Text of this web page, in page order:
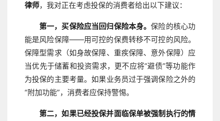
律师，我对正在考虑投保的消费者给出以下建议：
第一，买保险应当回归保险本身。保险的核心功
能是风险保障——用可控的保费转移不可控的风险。
保障型需求（如身故保障、重疾保障、意外保障）应
当优先于储蓄和投资需求，更不应将“避债”等功能作
为投保的主要考量。如果业务员过于强调保险之外的
“附加功能”，消费者应保持警惕。
第二，如果已经投保并面临保单被强制执行的情